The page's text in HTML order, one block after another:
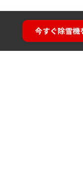
今すぐ除雪機